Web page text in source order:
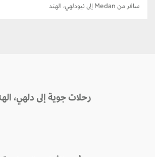
سافر من Medan إلى نيودلهي، الهند
رحلات جوية إلى دلهي، الهند